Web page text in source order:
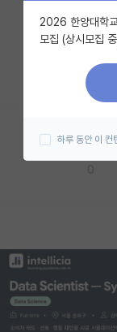
미국 유학 게
미국 대학원
대학원생 모집
연구실(PI) 홍
학부 인턴 게시
취업 게시판
임용 후기 게시
2026 한양대학
모집 (상시모집
하루 동안 이 컨